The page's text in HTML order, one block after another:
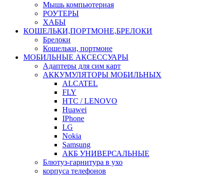
Мышь компьютерная
РОУТЕРЫ
ХАБЫ
КОШЕЛЬКИ,ПОРТМОНЕ,БРЕЛОКИ
Брелоки
Кошельки, портмоне
МОБИЛЬНЫЕ АКСЕССУАРЫ
Адаптеры для сим карт
АККУМУЛЯТОРЫ МОБИЛЬНЫХ
ALCATEL
FLY
HTC / LENOVO
Huawei
IPhone
LG
Nokia
Samsung
АКБ УНИВЕРСАЛЬНЫЕ
Блютуз-гарнитура в ухо
корпуса телефонов